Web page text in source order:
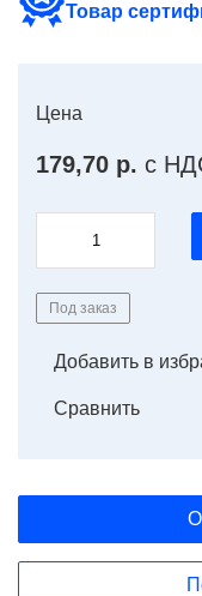
Товар
Цена
179,70 р. с
Под заказ
Добавить в
Сравнить